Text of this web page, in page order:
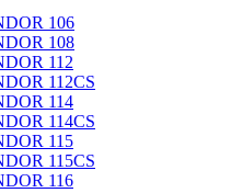
106
108
112
112CS
114
114CS
115
115CS
116